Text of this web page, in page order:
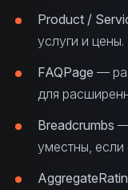
Product /
услуги и цены.
FAQPage —
для
Breadcrumbs —
уместны, если